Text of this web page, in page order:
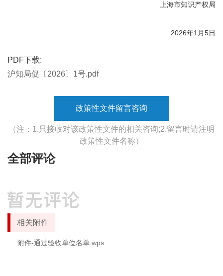
上海市知识产权局
2026年1月5日
PDF下载:
沪知局促〔2026〕1号.pdf
政策性文件留言咨询
（注：1.只接收对该政策性文件的相关咨询;2.留言时请注明
政策性文件名称）
全部评论
相关附件
附件-通过验收单位名单.wps